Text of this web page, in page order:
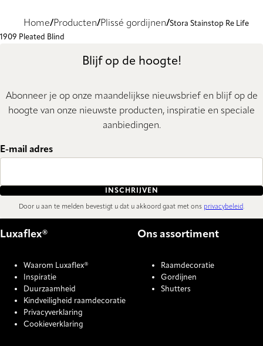
Home Producten Plissé gordijnen Stora Stainstop Re Life
1909 Pleated Blind
Blijf op de hoogte!
Abonneer je op onze maandelijkse nieuwsbrief en blijf op de
hoogte van onze nieuwste producten, inspiratie en speciale
aanbiedingen.
E-mail adres
INSCHRIJVEN
Door u aan te melden bevestigt u dat u akkoord gaat met ons privacybeleid.
Luxaflex®
Waarom Luxaflex®
Inspiratie
Duurzaamheid
Kindveiligheid raamdecoratie
Privacyverklaring
Cookieverklaring
Ons assortiment
Raamdecoratie
Gordijnen
Shutters